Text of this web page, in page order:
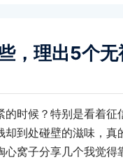
，理出5个
时候？特别是看着
到处碰壁的滋味，
窝子分享几个我觉得